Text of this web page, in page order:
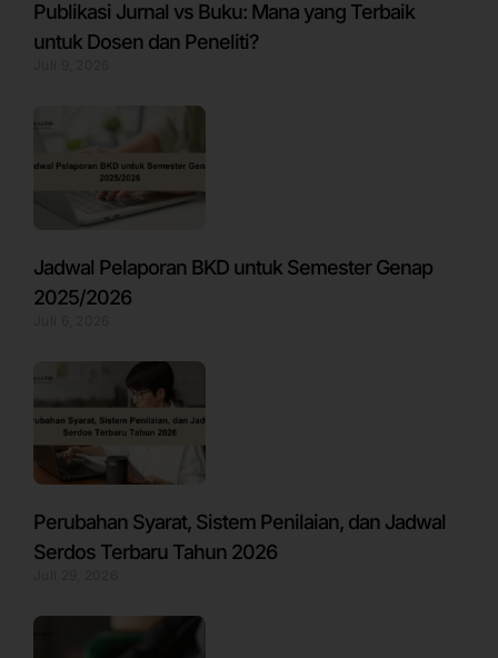
Publikasi Jurnal vs Buku: Mana yang Terbaik
untuk Dosen dan Peneliti?
Jadwal Pelaporan BKD untuk Semester Genap
2025/2026
Perubahan Syarat, Sistem Penilaian, dan Jadwal
Serdos Terbaru Tahun 2026